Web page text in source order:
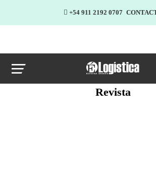
+54 911 2192 0707
Revista